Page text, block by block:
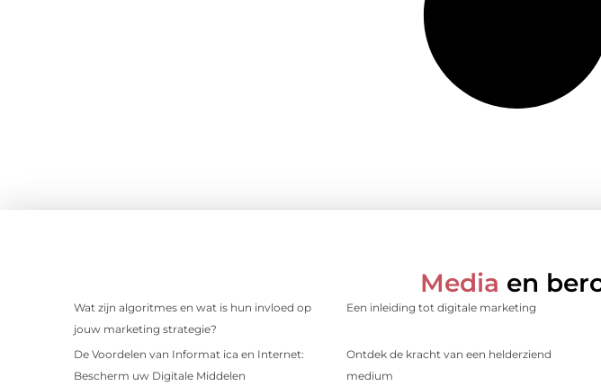
Media en
Wat zijn algoritmes en wat is hun invloed op
jouw marketing strategie?
Een inleiding tot digitale marketing
De Voordelen van Informat ica en Internet:
Bescherm uw Digitale Middelen
Ontdek de kracht van een helderziend
medium